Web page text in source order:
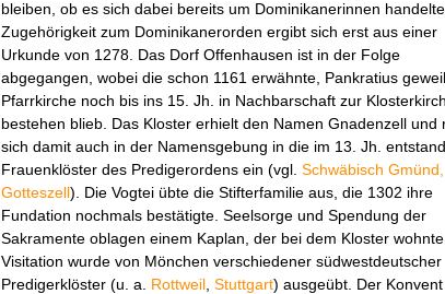
bleiben, ob es sich dabei bereits um Dominikanerinnen
Zugehörigkeit zum Dominikanerorden ergibt sich erst aus einer
Urkunde von 1278. Das Dorf Offenhausen ist in der Folge
abgegangen, wobei die schon 1161 erwähnte, Pankratius
Pfarrkirche noch bis ins 15. Jh. in Nachbarschaft zur
bestehen blieb. Das Kloster erhielt den Namen Gnadenzell und
sich damit auch in der Namensgebung in die im 13. Jh.
Frauenklöster des Predigerordens ein (vgl. Schwäbisch Gmünd,
Gotteszell ). Die Vogtei übte die Stifterfamilie aus, die 1302 ihre
Fundation nochmals bestätigte. Seelsorge und Spendung der
Sakramente oblagen einem Kaplan, der bei dem Kloster
Visitation wurde von Mönchen verschiedener südwestdeutscher
Predigerklöster (u. a. Rottweil , Stuttgart) ausgeübt. Der Konvent